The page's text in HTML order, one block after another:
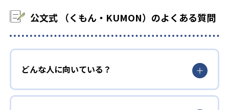
公文式 （くもん・KUMON）のよくある質問
どんな人に向いている？